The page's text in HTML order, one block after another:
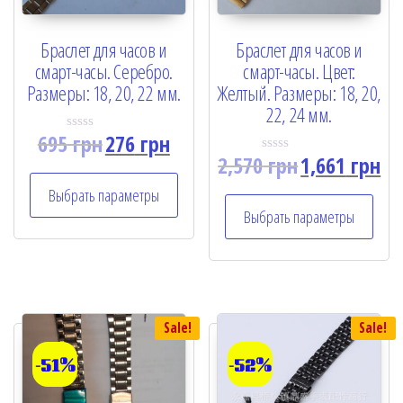
Браслет для часов и
смарт-часы. Серебро.
Размеры: 18, 20, 22 мм.
R
a
d
0
o
u
695грн276грн
Выбрать параметры
Браслет для часов и
смарт-часы. Цвет:
Желтый. Размеры: 18, 20,
22, 24 мм.
R
d
0
o
u
5
2,570грн1,661 грн
Выбрать параметры
Sale!
-51%
Sale!
-52%